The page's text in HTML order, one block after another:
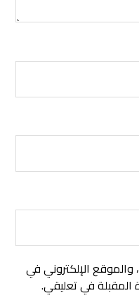
والموقع الإلكتروني في
المقبلة في تعليقي.